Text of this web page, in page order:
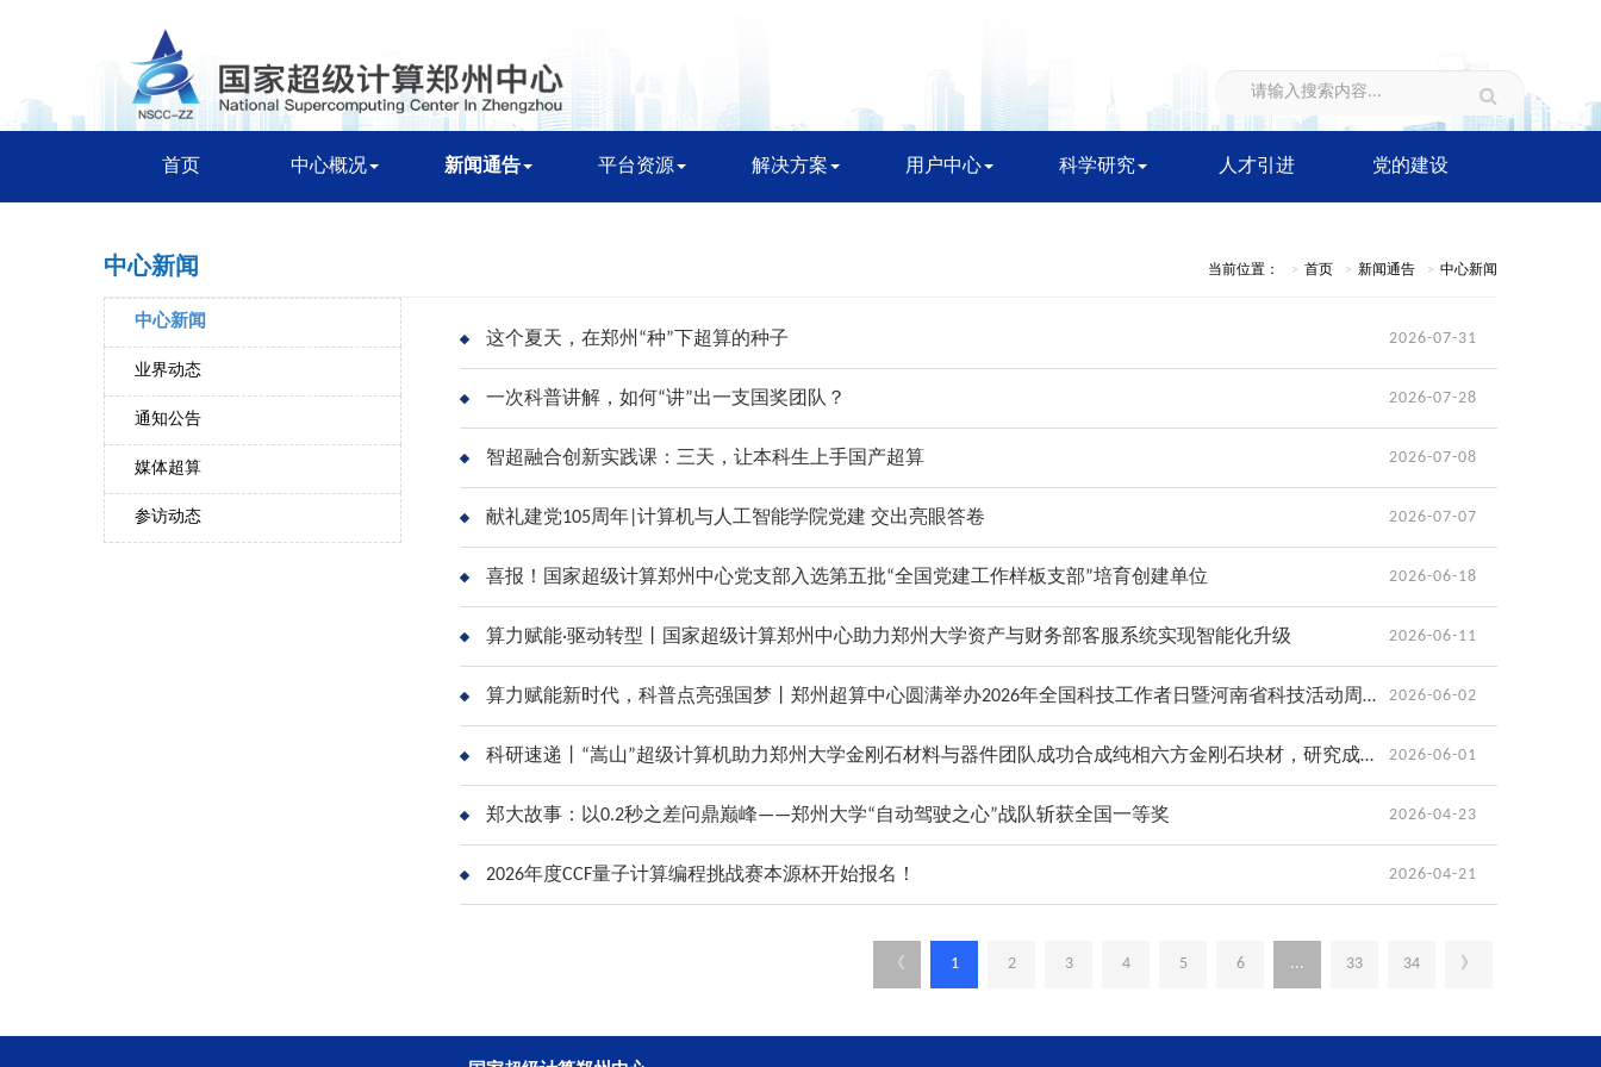
首页 中心概况 新闻通告 平台资源 解决方案 用户中心 科学研究 人才引进 党的建设
中心新闻 当前位置： 首页 新闻通告 中心新闻
中心新闻
业界动态
通知公告
媒体超算
参访动态
这个夏天，在郑州“种”下超算的种子 2026-07-31
一次科普讲解，如何“讲”出一支国奖团队？ 2026-07-28
智超融合创新实践课：三天，让本科生上手国产超算 2026-07-08
献礼建党105周年|计算机与人工智能学院党建 交出亮眼答卷 2026-07-07
喜报！国家超级计算郑州中心党支部入选第五批“全国党建工作样板支部”培育创建单位 2026-06-18
算力赋能·驱动转型丨国家超级计算郑州中心助力郑州大学资产与财务部客服系统实现智能化升级 2026-06-11
算力赋能新时代，科普点亮强国梦丨郑州超算中心圆满举办2026年全国科技工作者日暨河南省科技活动周系列活动 2026-06-02
科研速递丨“嵩山”超级计算机助力郑州大学金刚石材料与器件团队成功合成纯相六方金刚石块材，研究成果荣登国际学术期刊《自然》（Nature） 2026-06-01
郑大故事：以0.2秒之差问鼎巅峰——郑州大学“自动驾驶之心”战队斩获全国一等奖 2026-04-23
2026年度CCF量子计算编程挑战赛本源杯开始报名！ 2026-04-21
《 1 2 3 4 5 6 ... 33 34 》